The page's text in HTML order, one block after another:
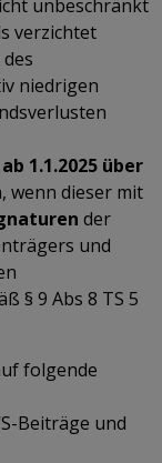
unbeschränkt
verzichtet
niedrigen
1.1.2025 über
wenn dieser mit
der
und
§ 9 Abs 8 TS 5
folgende
Beiträge und